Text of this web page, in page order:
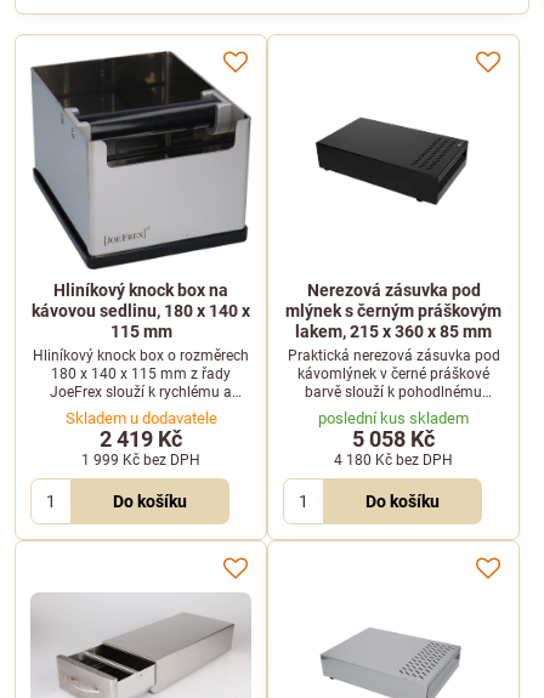
Hliníkový knock box na
kávovou sedlinu, 180 x 140 x
115 mm
Hliníkový knock box o rozměrech
180 x 140 x 115 mm z řady
JoeFrex slouží k rychlému a
pohodlnému odklepávání použité
kávové sedliny.
Skladem u dodavatele
2 419 Kč
1 999 Kč bez DPH
Do košíku
Nerezová zásuvka pod
mlýnek s černým práškovým
lakem, 215 x 360 x 85 mm
Praktická nerezová zásuvka pod
kávomlýnek v černé práškové
barvě slouží k pohodlnému
vyklepávání kávové sedliny z
páky.
poslední kus skladem
5 058 Kč
4 180 Kč bez DPH
Do košíku